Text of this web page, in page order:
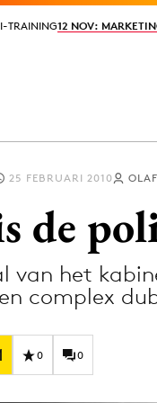
TRAINING12 NOV:
TRAINING12 NOV:
Digital
Diversiteit
25 FEBRUARI 2010
de
van het
complex
0 0